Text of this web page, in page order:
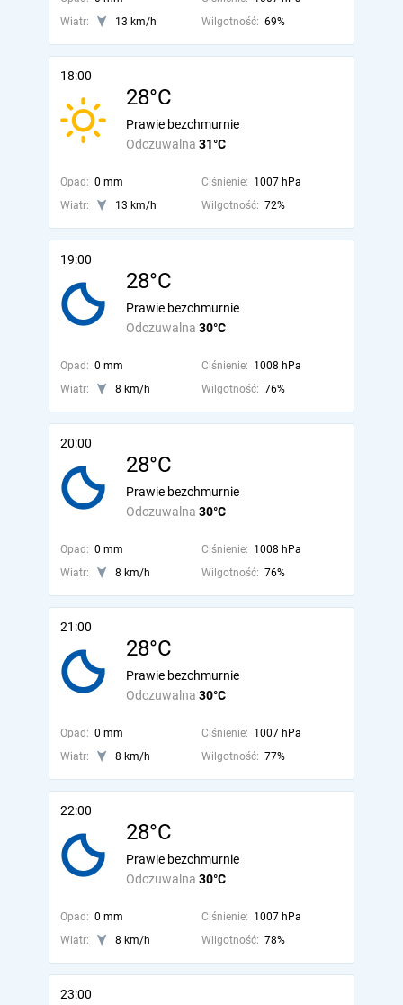
Wiatr:
13 km/h Wilgotność: 69%
18:00
28°C
Odczuwalna 31°C
Prawie bezchmurnie
Opad: 0 mm Ciśnienie: 1007 hPa
Wiatr:
13 km/h Wilgotność: 72%
19:00
28°C
Odczuwalna 30°C
Prawie bezchmurnie
Opad: 0 mm Ciśnienie: 1008 hPa
Wiatr:
8 km/h Wilgotność: 76%
20:00
28°C
Odczuwalna 30°C
Prawie bezchmurnie
Opad: 0 mm Ciśnienie: 1008 hPa
Wiatr:
8 km/h Wilgotność: 76%
21:00
28°C
Odczuwalna 30°C
Prawie bezchmurnie
Opad: 0 mm Ciśnienie: 1007 hPa
Wiatr:
8 km/h Wilgotność: 77%
22:00
28°C
Odczuwalna 30°C
Prawie bezchmurnie
Opad: 0 mm Ciśnienie: 1007 hPa
Wiatr:
8 km/h Wilgotność: 78%
23:00